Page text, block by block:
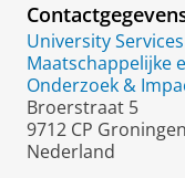
University Services
Maatschappelijke
Onderzoek &
Broerstraat 5
9712 CP Groningen
Nederland